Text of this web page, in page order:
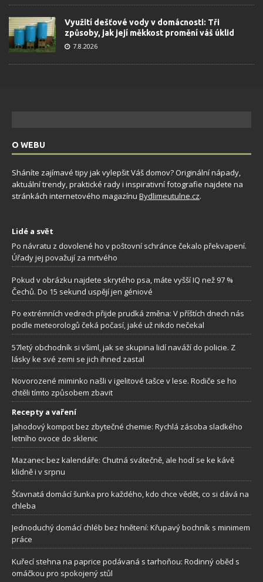
Využití dešťové vody v domácnosti: Tři
způsoby, jak její měkkost promění váš úklid
7.8.2026
O WEBU
Sháníte zajímavé tipy jak vylepšit Váš domov? Originální nápady,
aktuální trendy, praktické rady i inspirativní fotografie najdete na
stránkách internetového magazínu Bydlimeutulne.cz.
Lidé a svět
Po návratu z dovolené ho v poštovní schránce čekalo překvapení.
Úřady jej považují za mrtvého
Pokud v obrázku najdete skrytého psa, máte vyšší IQ než 97 %
Čechů. Do 15 sekund uspějí jen géniové
Po extrémních vedrech přijde prudká změna: V příštích dnech nás
podle meteorologů čeká počasí, jaké už nikdo nečekal
57letý obchodník si všiml, jak se skupina lidí naváží do policie. Z
lásky ke své zemi se jich ihned zastal
Novorozené miminko našli v igelitové tašce v lese. Rodiče se ho
chtěli tímto způsobem zbavit
Recepty a vaření
Jahodový kompot bez zbytečné chemie: Rychlá zásoba sladkého
letního ovoce do sklenic
Mazanec bez kalendáře: Chutná svátečně, ale hodí se ke kávě
klidně i v srpnu
Šťavnatá domácí šunka pro každého, kdo chce vědět, co si dává na
chleba
Jednoduchý domácí chléb bez hnětení: Křupavý bochník s minimem
práce
Kuřecí stehna na paprice podávaná s tarhoňou: Rodinný oběd s
omáčkou pro spokojený stůl